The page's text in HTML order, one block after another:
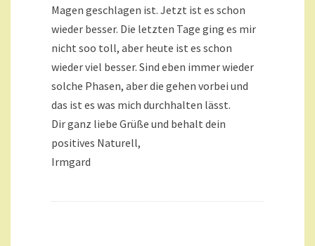
Magen geschlagen ist. Jetzt ist es schon
wieder besser. Die letzten Tage ging es mir
nicht soo toll, aber heute ist es schon
wieder viel besser. Sind eben immer wieder
solche Phasen, aber die gehen vorbei und
das ist es was mich durchhalten lässt.
Dir ganz liebe Grüße und behalt dein
positives Naturell,
Irmgard